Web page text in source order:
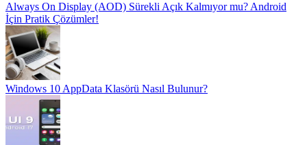
Always On Display (AOD) Sürekli Açık Kalmıyor mu? Android
İçin Pratik Çözümler!
Windows 10 AppData Klasörü Nasıl Bulunur?